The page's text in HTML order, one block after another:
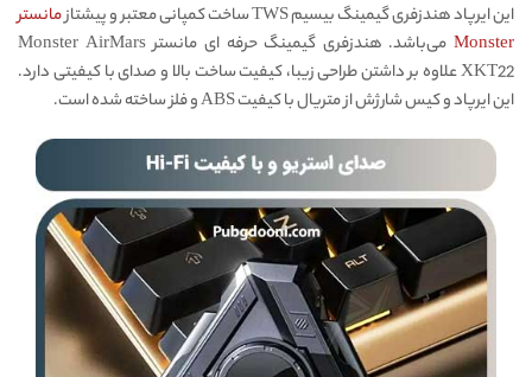
این ایرپاد هندزفری گیمینگ بیسیم TWS ساخت کمپانی معتبر و پیشتاز
مانستر
Monster
می‌باشد. هندزفری گیمینگ حرفه ای مانستر Monster AirMars
XKT22 علاوه بر داشتن طراحی زیبا، کیفیت ساخت بالا و صدای با کیفیتی دارد.
این ایرپاد و کیس شارژش از متریال با کیفیت ABS و فلز ساخته شده است.